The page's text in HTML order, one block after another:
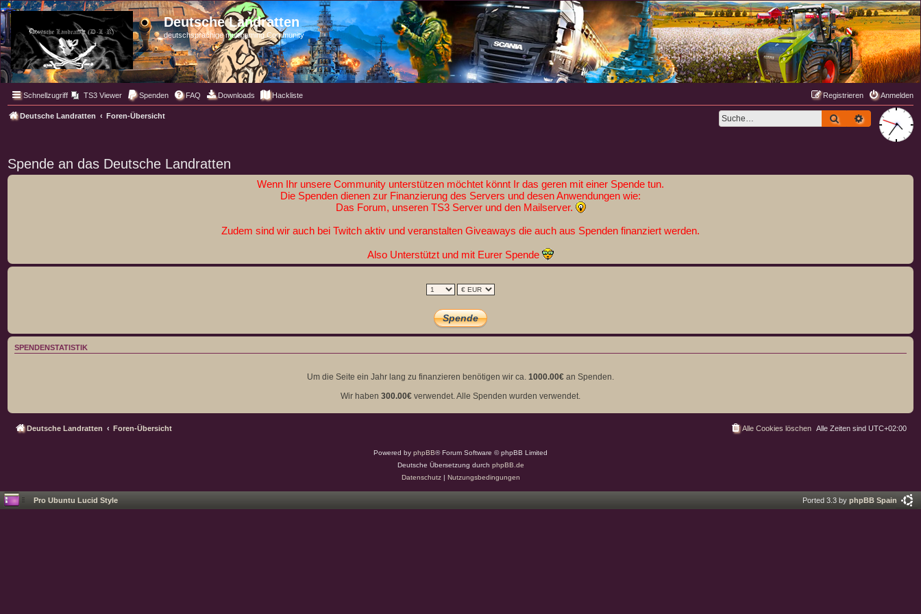
Deutsche Landratten
deutschsprachige multigaming Community
Schnellzugriff TS3 Viewer Spenden FAQ Downloads Hackliste Anmelden
Registrieren
Deutsche Landratten Foren-Übersicht SucheErweiterte
Spende an das Deutsche Landratten
Wenn Ihr unsere Community unterstützen möchtet könnt Ir das geren mit einer Spende tun.
Die Spenden dienen zur Finanzierung des Servers und desen Anwendungen wie:
Das Forum, unseren TS3 Server und den Mailserver.
Zudem sind wir auch bei Twitch aktiv und veranstalten Giveaways die auch aus Spenden finanziert werden.
Also Unterstützt und mit Eurer Spende
SPENDENSTATISTIK
Um die Seite ein Jahr lang zu finanzieren benötigen wir ca. 1000.00€ an Spenden.
Wir haben 300.00€ verwendet. Alle Spenden wurden verwendet.
Deutsche Landratten Foren-Übersicht Alle Zeiten sind UTC+02:00
Alle Cookies löschen
Powered by phpBB® Forum Software © phpBB Limited
Deutsche Übersetzung durch phpBB.de
Datenschutz| Nutzungsbedingungen
Pro Ubuntu Lucid Style Ported 3.3 by phpBB Spain